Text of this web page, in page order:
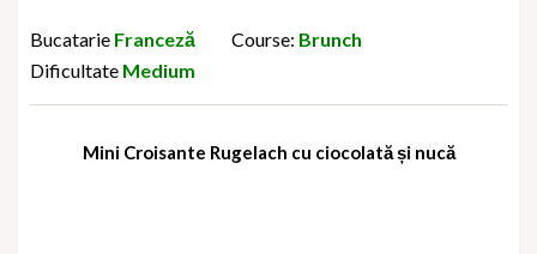
Bucatarie Franceză Course: Brunch
Dificultate Medium
Mini Croisante Rugelach cu ciocolată și nucă